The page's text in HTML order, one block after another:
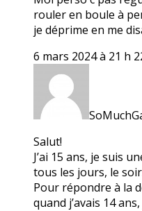
rouler en boule à
je déprime en me
6 mars 2024 à 21 h
Salut!
J’ai 15 ans, je suis
tous les jours, le
Pour répondre à la
quand j’avais 14